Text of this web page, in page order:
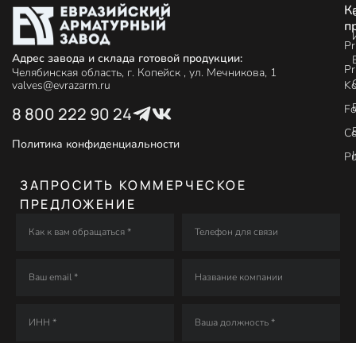
Адрес завода и склада готовой продукции:
Челябинская область, г. Копейск , ул. Мечникова, 1
valves@evrazarm.ru
8 800 222 90 24
Политика конфиденциальности
ЗАПРОСИТЬ КОММЕРЧЕСКОЕ
ПРЕДЛОЖЕНИЕ